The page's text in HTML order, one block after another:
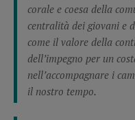
corale e coesa della
centralità dei giovani e
come il valore della
dell’impegno per un
nell’accompagnare i
il nostro tempo.